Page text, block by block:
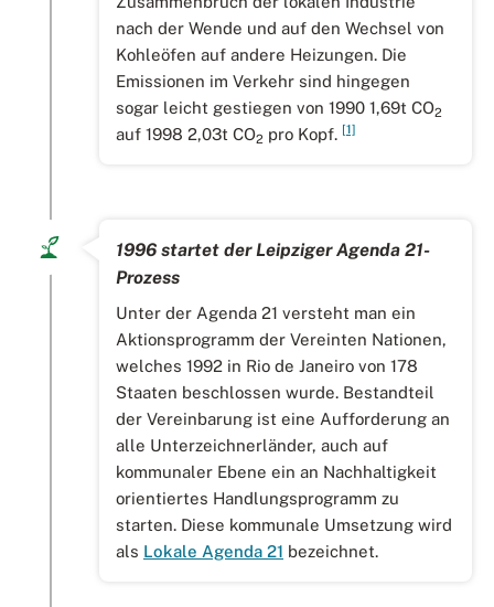
nach der Wende und auf den Wechsel von
Kohleöfen auf andere Heizungen. Die
Emissionen im Verkehr sind hingegen
sogar leicht gestiegen von 1990 1,69t CO2
auf 1998 2,03t CO2 pro Kopf. [1]
1996 startet der Leipziger Agenda 21-
Prozess
Unter der Agenda 21 versteht man ein
Aktionsprogramm der Vereinten Nationen,
welches 1992 in Rio de Janeiro von 178
Staaten beschlossen wurde. Bestandteil
der Vereinbarung ist eine Aufforderung an
alle Unterzeichnerländer, auch auf
kommunaler Ebene ein an Nachhaltigkeit
orientiertes Handlungsprogramm zu
starten. Diese kommunale Umsetzung wird
als Lokale Agenda 21 bezeichnet.